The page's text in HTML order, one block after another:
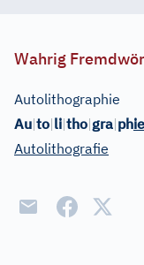
Wahrig
Autolithographie
Au|to|li|tho|gra|phie
Autolithografie